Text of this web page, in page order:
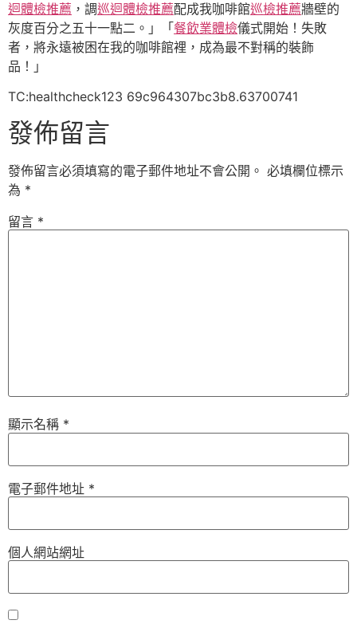
迴體檢推薦 ，調巡迴體檢推薦配成我咖啡館巡檢推薦牆壁的
灰度百分之五十一點二。」「 餐飲業體檢儀式開始！失敗
者，將永遠被困在我的咖啡館裡，成為最不對稱的裝飾
品！」
TC:healthcheck123 69c964307bc3b8.63700741
發佈留言
發佈留言必須填寫的電子郵件地址不會公開。 必填欄位標示
為 *
留言 *
顯示名稱 *
電子郵件地址 *
個人網站網址